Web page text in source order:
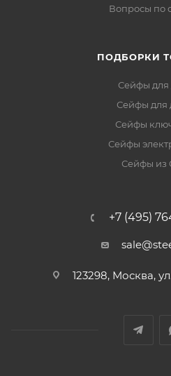
Вопросы по
ПОДБОРКИ
Сейфы для
Сейфы для
Сейфы
Сейфы
Сейфы
+7 (495)
123298, Москва,